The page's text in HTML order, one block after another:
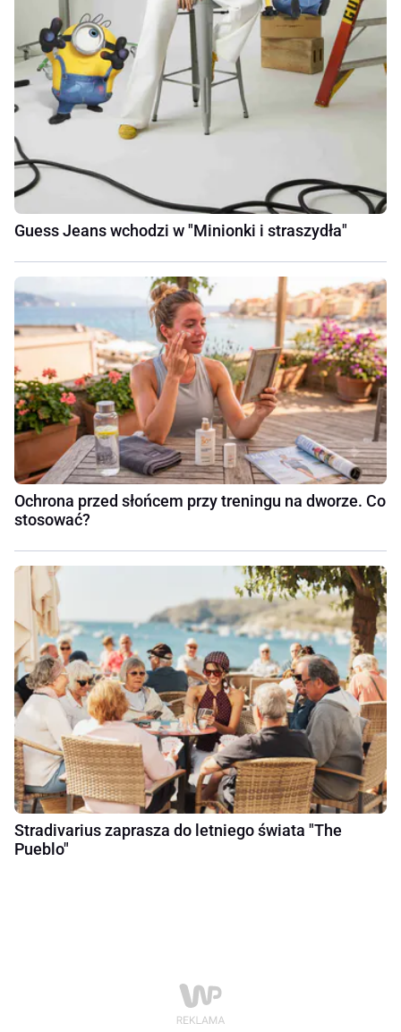
Guess Jeans wchodzi w "Minionki i straszydła"
Ochrona przed słońcem przy treningu na dworze. Co
stosować?
Stradivarius zaprasza do letniego świata "The
Pueblo"